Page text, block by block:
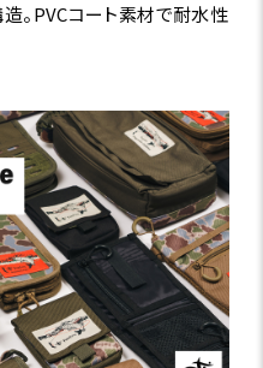
。PVCコート素材で耐水性